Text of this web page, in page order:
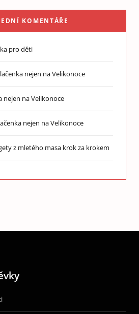
KOMENTÁŘE
pro děti
nejen na Velikonoce
nejen na Velikonoce
nejen na Velikonoce
z mletého masa krok za krokem